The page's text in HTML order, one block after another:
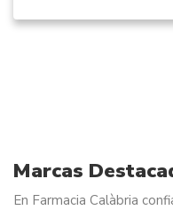
Marcas
En Farmacia Calàbria